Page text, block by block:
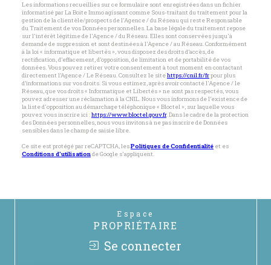
Les informations recueillies sur ce formulaire sont enregistrées dans un fichier
informatisé par La Boite Immo agissant comme Sous-traitant du traitement pour la
gestion de la clientèle/prospects de l'Agence / du Réseau qui reste Responsable
du Traitement de vos Données personnelles. La base légale du traitement repose
sur l'intérêt légitime de l'Agence / du Réseau. Elles sont conservées jusqu'à
demande de suppression et sont destinées à l'Agence / au Réseau. Conformément
à la loi « informatique et libertés », vous disposez des droits d’accès, de
rectification, d’effacement, d’opposition, de limitation et de portabilité de vos
données. Vous pouvez retirer votre consentement à tout moment en contactant
directement l’Agence / Le Réseau. Consultez le sitehttps://cnil.fr/frpour plus
d’informations sur vos droits. Si vous estimez, après avoir contacté l'Agence / le
Réseau, que vos droits « Informatique et Libertés » ne sont pas respectés, vous
pouvez adresser une réclamation à la CNIL. Nous vous informons de l’existence de
la liste d'opposition au démarchage téléphonique « Bloctel », sur laquelle vous
pouvez vous inscrire ici :https://www.bloctel.gouv.fr. Dans le cadre de la protection
des Données personnelles, nous vous invitons à ne pas inscrire de Données
sensibles dans le champ de saisie libre.
Ce site est protégé par reCAPTCHA, lesPolitiques de Confidentialité et es
Conditions d'utilisationde Google s'appliquent.
Espace
PROPRIÉTAIRE
Se connecter